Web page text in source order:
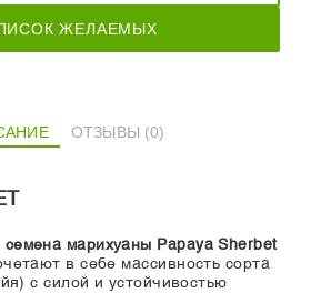
ЖЕЛАЕМЫХ
ОТЗЫВЫ (0)
марихуаны Papaya Sherbet
в себе массивность сорта
с силой и устойчивостью